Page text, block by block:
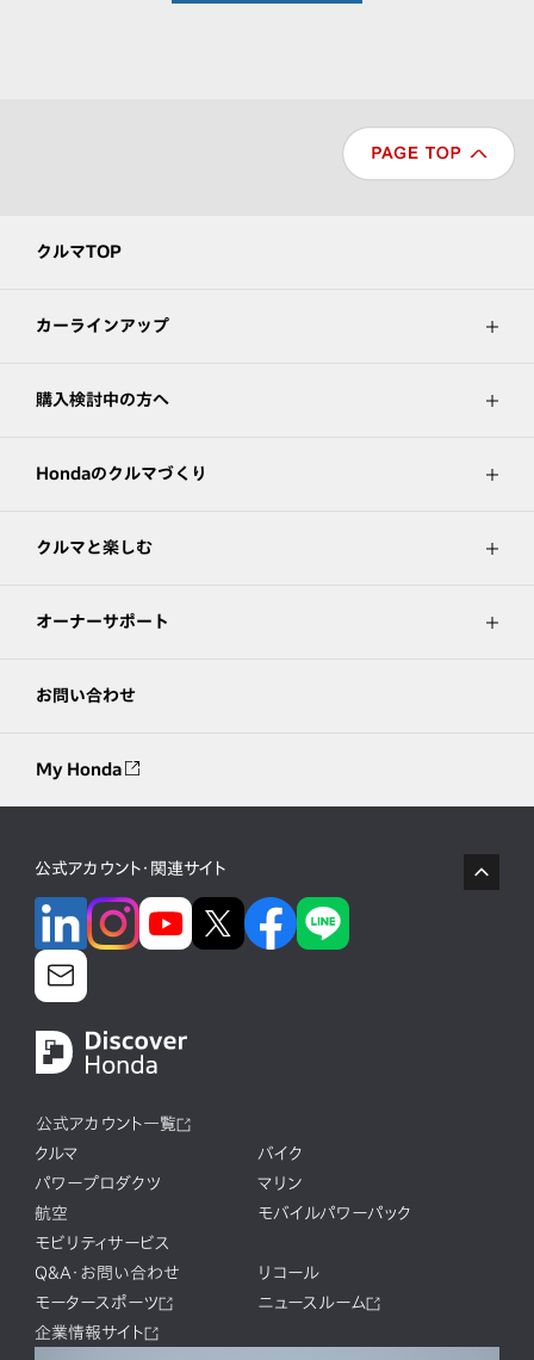
クルマTOP
カーラインアップ
購入検討中の方へ
Hondaのクルマづくり
クルマと楽しむ
オーナーサポート
お問い合わせ
My Honda
公式アカウント・関連サイト
公式アカウント一覧
クルマ
バイク
パワープロダクツ
マリン
航空
モバイルパワーパック
モビリティサービス
Q&A・お問い合わせ
リコール
モータースポーツ
ニュースルーム
企業情報サイト